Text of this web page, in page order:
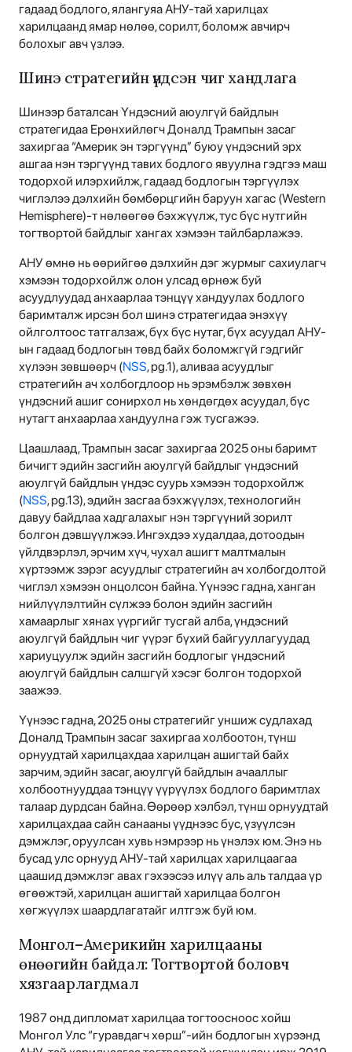
гадаад бодлого, ялангуяа АНУ-тай харилцах
харилцаанд ямар нөлөө, сорилт, боломж авчирч
болохыг авч үзлээ.
Шинэ стратегийн үндсэн чиг хандлага
Шинээр баталсан Үндэсний аюулгүй байдлын
стратегидаа Ерөнхийлөгч Доналд Трампын засаг
захиргаа “Америк эн тэргүүнд” буюу үндэсний эрх
ашгаа нэн тэргүүнд тавих бодлого явуулна гэдгээ маш
тодорхой илэрхийлж, гадаад бодлогын тэргүүлэх
чиглэлээ дэлхийн бөмбөрцгийн баруун хагас (Western
Hemisphere)-т нөлөөгөө бэхжүүлж, тус бүс нутгийн
тогтвортой байдлыг хангах хэмээн тайлбарлажээ.
АНУ өмнө нь өөрийгөө дэлхийн дэг журмыг сахиулагч
хэмээн тодорхойлж олон улсад өрнөж буй
асуудлуудад анхаарлаа тэнцүү хандуулах бодлого
баримталж ирсэн бол шинэ стратегидаа энэхүү
ойлголтоос татгалзаж, бүх бүс нутаг, бүх асуудал АНУ-
ын гадаад бодлогын төвд байх боломжгүй гэдгийг
хүлээн зөвшөөрч (NSS, pg.1), аливаа асуудлыг
стратегийн ач холбогдлоор нь эрэмбэлж зөвхөн
үндэсний ашиг сонирхол нь хөндөгдөх асуудал, бүс
нутагт анхаарлаа хандуулна гэж тусгажээ.
Цаашлаад, Трампын засаг захиргаа 2025 оны баримт
бичигт эдийн засгийн аюулгүй байдлыг үндэсний
аюулгүй байдлын үндэс суурь хэмээн тодорхойлж
(NSS, pg.13), эдийн засгаа бэхжүүлэх, технологийн
давуу байдлаа хадгалахыг нэн тэргүүний зорилт
болгон дэвшүүлжээ. Ингэхдээ худалдаа, дотоодын
үйлдвэрлэл, эрчим хүч, чухал ашигт малтмалын
хүртээмж зэрэг асуудлыг стратегийн ач холбогдолтой
чиглэл хэмээн онцолсон байна. Үүнээс гадна, ханган
нийлүүлэлтийн сүлжээ болон эдийн засгийн
хамаарлыг хянах үүргийг тусгай алба, үндэсний
аюулгүй байдлын чиг үүрэг бүхий байгууллагуудад
хариуцуулж эдийн засгийн бодлогыг үндэсний
аюулгүй байдлын салшгүй хэсэг болгон тодорхой
заажээ.
Үүнээс гадна, 2025 оны стратегийг уншиж судлахад
Доналд Трампын засаг захиргаа холбоотон, түнш
орнуудтай харилцахдаа харилцан ашигтай байх
зарчим, эдийн засаг, аюулгүй байдлын ачааллыг
холбоотнууддаа тэнцүү үүрүүлэх бодлого баримтлах
талаар дурдсан байна. Өөрөөр хэлбэл, түнш орнуудтай
харилцахдаа сайн санааны үүднээс бус, үзүүлсэн
дэмжлэг, оруулсан хувь нэмрээр нь үнэлэх юм. Энэ нь
бусад улс орнууд АНУ-тай харилцах харилцаагаа
цаашид дэмжлэг авах гэхээсээ илүү аль аль талдаа үр
өгөөжтэй, харилцан ашигтай харилцаа болгон
хөгжүүлэх шаардлагатайг илтгэж буй юм.
Монгол–Америкийн харилцааны
өнөөгийн байдал: Тогтвортой боловч
хязгаарлагдмал
1987 онд дипломат харилцаа тогтоосноос хойш
Монгол Улс “гуравдагч хөрш”-ийн бодлогын хүрээнд